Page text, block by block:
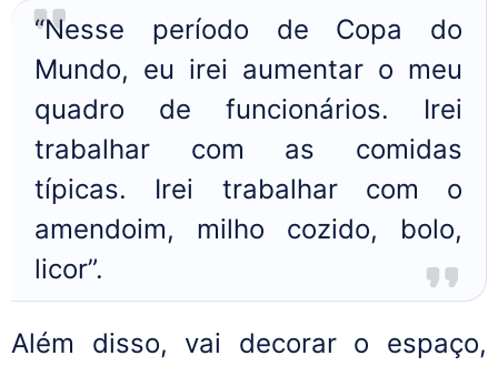
“Nesse período de Copa do
Mundo, eu irei aumentar o meu
quadro de funcionários. Irei
trabalhar com as comidas
típicas. Irei trabalhar com o
amendoim, milho cozido, bolo,
licor”.
Além disso, vai decorar o espaço,